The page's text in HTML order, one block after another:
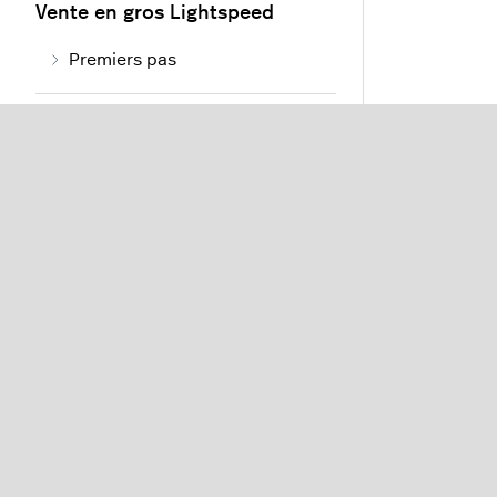
Vente en gros Lightspeed
Premiers pas